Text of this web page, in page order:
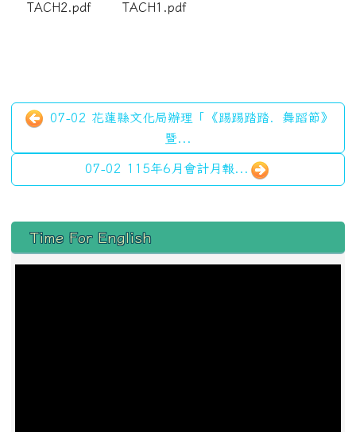
TACH2.pdf
TACH1.pdf
07-02 花蓮縣文化局辦理「《踢踢踏踏．舞蹈節》
暨...
07-02 115年6月會計月報...
左邊區域內容
Time For English